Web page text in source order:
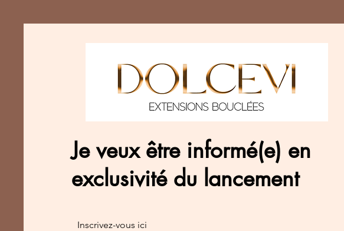
Je veux être informé(e) en
exclusivité du lancement
Inscrivez-vous ici